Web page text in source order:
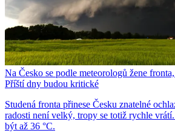
Na Česko se podle meteorologů žene
Příští dny budou kritické
Studená fronta přinese Česku znatelné
radosti není velký, tropy se totiž rychle
být až 36 °C.